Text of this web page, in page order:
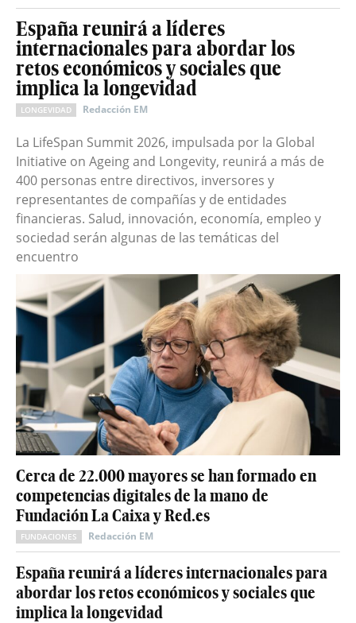
España reunirá a líderes
internacionales para abordar los
retos económicos y sociales que
implica la longevidad
LONGEVIDAD Redacción EM
La LifeSpan Summit 2026, impulsada por la Global
Initiative on Ageing and Longevity, reunirá a más de
400 personas entre directivos, inversores y
representantes de compañías y de entidades
financieras. Salud, innovación, economía, empleo y
sociedad serán algunas de las temáticas del
encuentro
Cerca de 22.000 mayores se han formado en
competencias digitales de la mano de
Fundación La Caixa y Red.es
FUNDACIONES Redacción EM
España reunirá a líderes internacionales para
abordar los retos económicos y sociales que
implica la longevidad